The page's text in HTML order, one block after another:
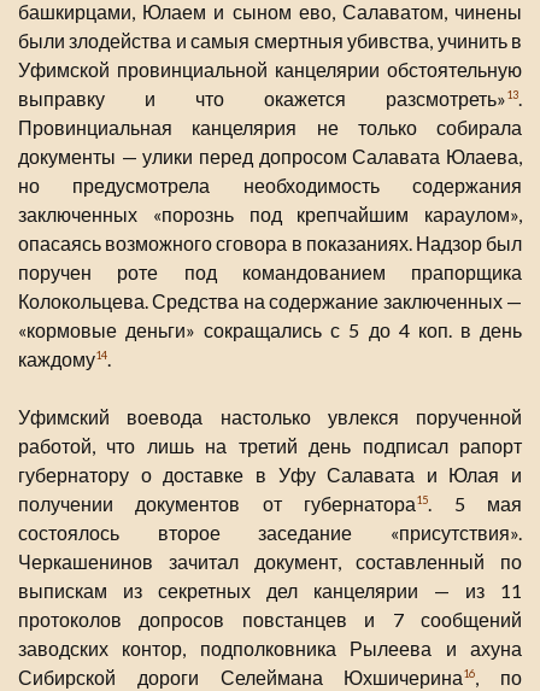
башкирцами, Юлаем и сыном ево, Салаватом, чинены
были злодейства и самыя смертныя убивства, учинить в
Уфимской провинциальной канцелярии обстоятельную
выправку и что окажется разсмотреть»13.
Провинциальная канцелярия не только собирала
документы — улики перед допросом Салавата Юлаева,
но предусмотрела необходимость содержания
заключенных «порознь под крепчайшим караулом»,
опасаясь возможного сговора в показаниях. Надзор был
поручен роте под командованием прапорщика
Колокольцева. Средства на содержание заключенных —
«кормовые деньги» сокращались с 5 до 4 коп. в день
каждому14.
Уфимский воевода настолько увлекся порученной
работой, что лишь на третий день подписал рапорт
губернатору о доставке в Уфу Салавата и Юлая и
получении документов от губернатора15. 5 мая
состоялось второе заседание «присутствия».
Черкашенинов зачитал документ, составленный по
выпискам из секретных дел канцелярии — из 11
протоколов допросов повстанцев и 7 сообщений
заводских контор, подполковника Рылеева и ахуна
Сибирской дороги Селеймана Юхшичерина16, по